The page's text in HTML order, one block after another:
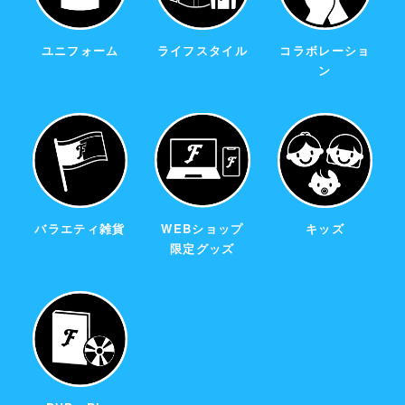
ユニフォーム ライフスタイル
コラボレーショ
ン
バラエティ雑貨
WEBショップ
限定グッズ
キッズ